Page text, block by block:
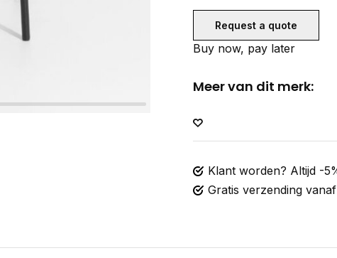
Request a quote
Buy now, pay later
Meer van dit merk:
Klant worden? Altijd -
Gratis verzending